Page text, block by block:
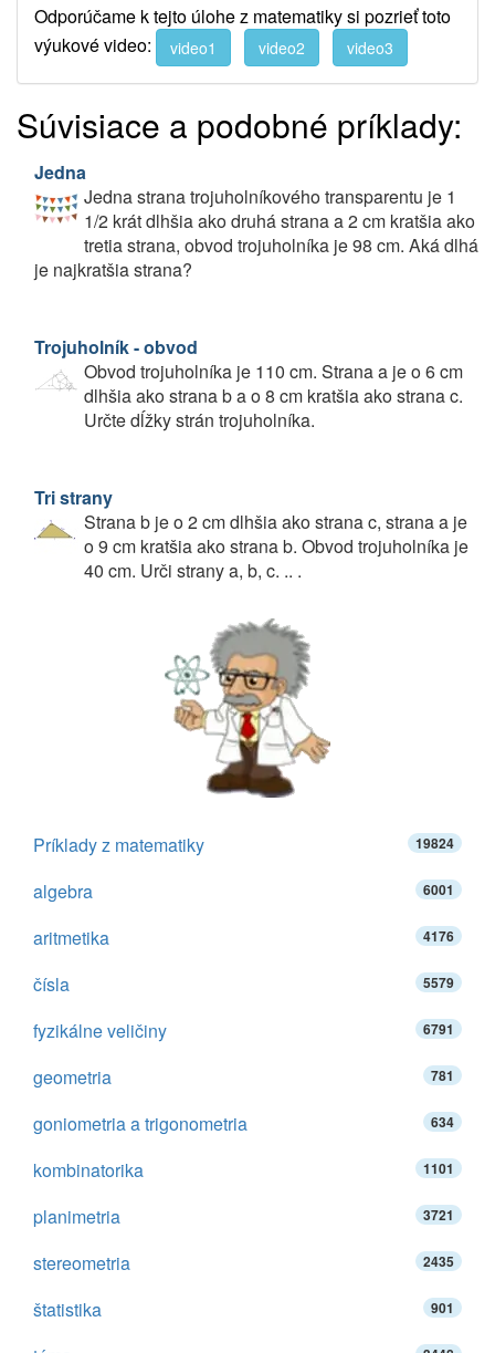
Odporúčame k tejto úlohe z matematiky si pozrieť toto
výukové video:
video1 video2 video3
Súvisiace a podobné príklady:
Jedna
Jedna strana trojuholníkového transparentu je 1
1/2 krát dlhšia ako druhá strana a 2 cm kratšia ako
tretia strana, obvod trojuholníka je 98 cm. Aká dlhá
je najkratšia strana?
Trojuholník - obvod
Obvod trojuholníka je 110 cm. Strana a je o 6 cm
dlhšia ako strana b a o 8 cm kratšia ako strana c.
Určte dĺžky strán trojuholníka.
Tri strany
Strana b je o 2 cm dlhšia ako strana c, strana a je
o 9 cm kratšia ako strana b. Obvod trojuholníka je
40 cm. Urči strany a, b, c. .. .
Príklady z matematiky 19824
algebra 6001
aritmetika 4176
čísla 5579
fyzikálne veličiny 6791
geometria 781
goniometria a trigonometria 634
kombinatorika 1101
planimetria 3721
stereometria 2435
štatistika 901